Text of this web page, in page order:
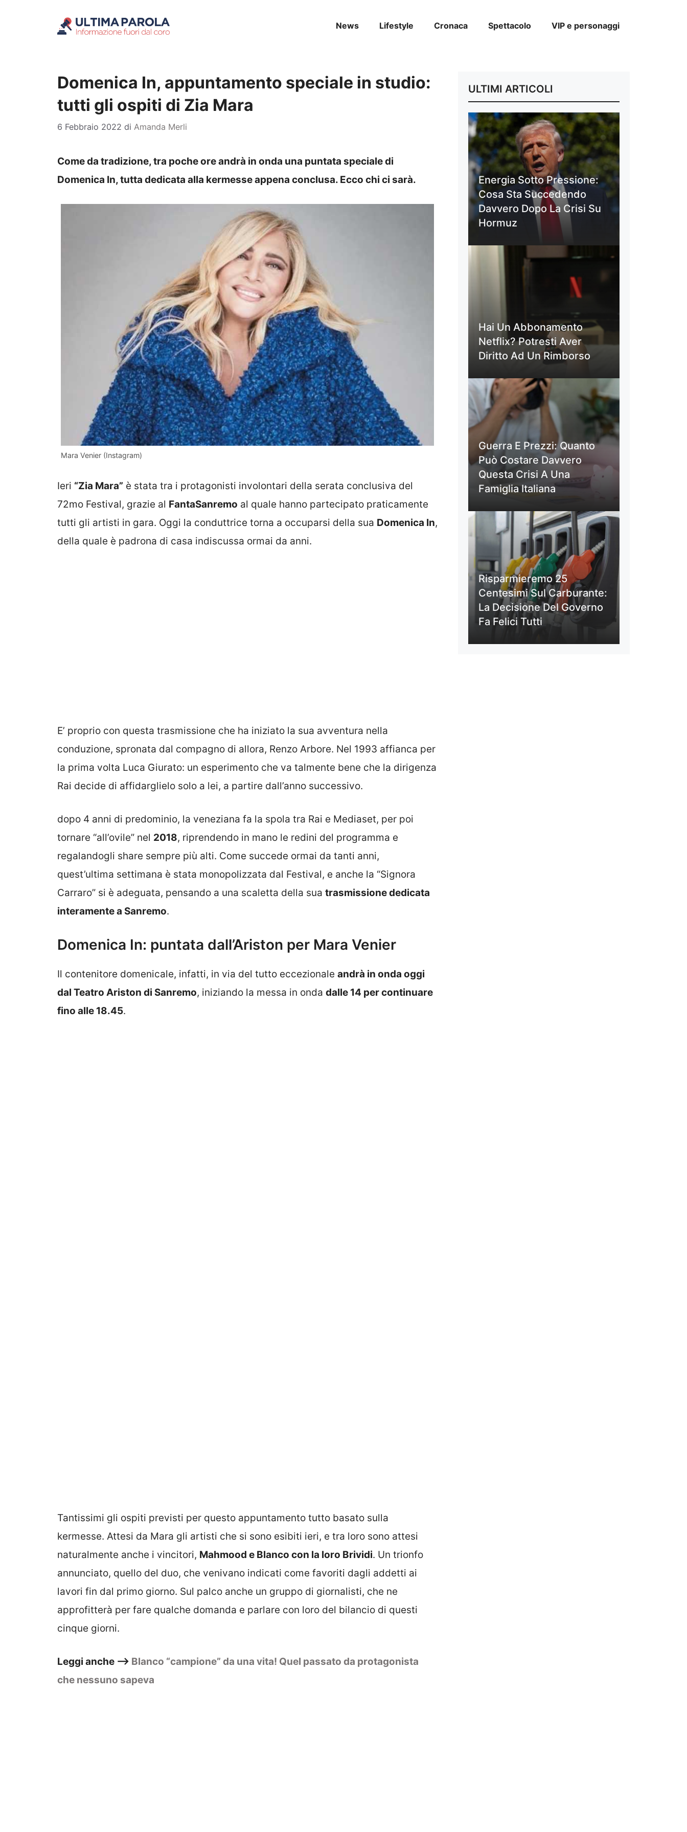
News Lifestyle Cronaca Spettacolo VIP e personaggi
Domenica In, appuntamento speciale in studio:
tutti gli ospiti di Zia Mara
6 Febbraio 2022 di Amanda Merli
Come da tradizione, tra poche ore andrà in onda una puntata speciale di
Domenica In, tutta dedicata alla kermesse appena conclusa. Ecco chi ci sarà.
Mara Venier (Instagram)
Ieri “Zia Mara” è stata tra i protagonisti involontari della serata conclusiva del
72mo Festival, grazie al FantaSanremo al quale hanno partecipato praticamente
tutti gli artisti in gara. Oggi la conduttrice torna a occuparsi della sua Domenica In,
della quale è padrona di casa indiscussa ormai da anni.
E’ proprio con questa trasmissione che ha iniziato la sua avventura nella
conduzione, spronata dal compagno di allora, Renzo Arbore. Nel 1993 affianca per
la prima volta Luca Giurato: un esperimento che va talmente bene che la dirigenza
Rai decide di affidarglielo solo a lei, a partire dall’anno successivo.
dopo 4 anni di predominio, la veneziana fa la spola tra Rai e Mediaset, per poi
tornare “all’ovile” nel 2018, riprendendo in mano le redini del programma e
regalandogli share sempre più alti. Come succede ormai da tanti anni,
quest’ultima settimana è stata monopolizzata dal Festival, e anche la “Signora
Carraro” si è adeguata, pensando a una scaletta della sua trasmissione dedicata
interamente a Sanremo.
Domenica In: puntata dall’Ariston per Mara Venier
Il contenitore domenicale, infatti, in via del tutto eccezionale andrà in onda oggi
dal Teatro Ariston di Sanremo, iniziando la messa in onda dalle 14 per continuare
fino alle 18.45.
Tantissimi gli ospiti previsti per questo appuntamento tutto basato sulla
kermesse. Attesi da Mara gli artisti che si sono esibiti ieri, e tra loro sono attesi
naturalmente anche i vincitori, Mahmood e Blanco con la loro Brividi. Un trionfo
annunciato, quello del duo, che venivano indicati come favoriti dagli addetti ai
lavori fin dal primo giorno. Sul palco anche un gruppo di giornalisti, che ne
approfitterà per fare qualche domanda e parlare con loro del bilancio di questi
cinque giorni.
Leggi anche –> Blanco “campione” da una vita! Quel passato da protagonista
che nessuno sapeva
ULTIMI ARTICOLI
Energia Sotto Pressione:
Cosa Sta Succedendo
Davvero Dopo La Crisi Su
Hormuz
Hai Un Abbonamento
Netflix? Potresti Aver
Diritto Ad Un Rimborso
Guerra E Prezzi: Quanto
Può Costare Davvero
Questa Crisi A Una
Famiglia Italiana
Risparmieremo 25
Centesimi Sul Carburante:
La Decisione Del Governo
Fa Felici Tutti